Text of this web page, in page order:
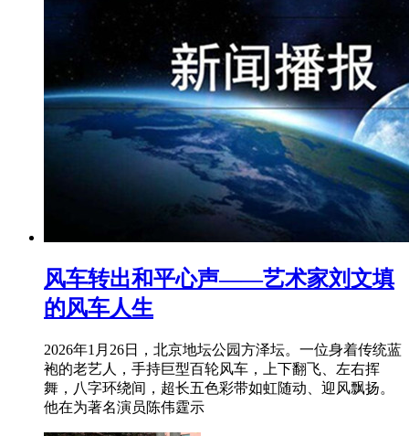
风车转出和平心声——艺术家刘文填
的风车人生
2026年1月26日，北京地坛公园方泽坛。一位身着传统蓝
袍的老艺人，手持巨型百轮风车，上下翻飞、左右挥
舞，八字环绕间，超长五色彩带如虹随动、迎风飘扬。
他在为著名演员陈伟霆示